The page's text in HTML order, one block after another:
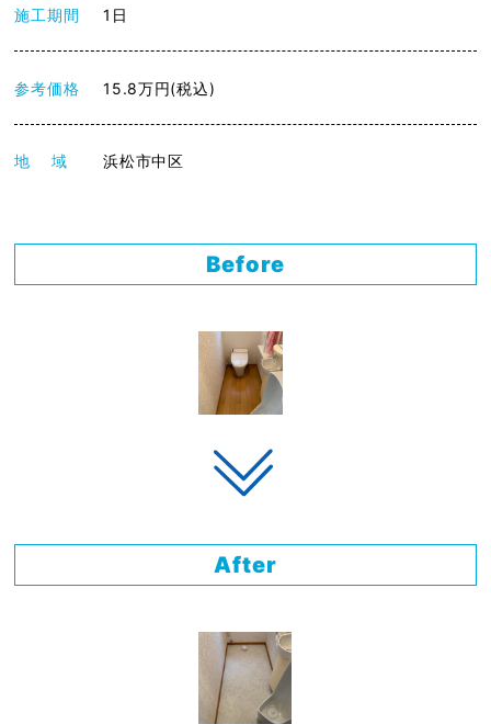
施工期間 1日
参考価格 15.8万円(税込)
地 域 浜松市中区
Before
After